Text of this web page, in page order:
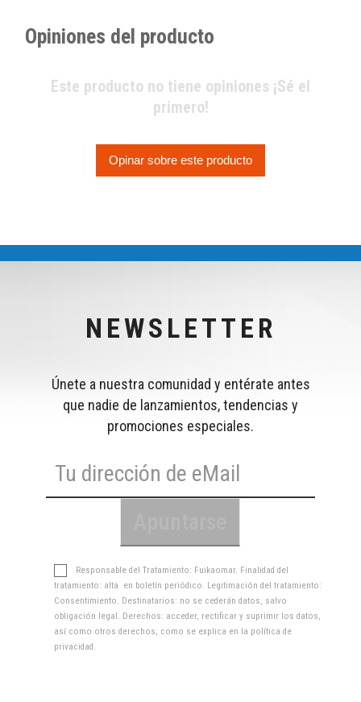
Opiniones del producto
Este producto no tiene opiniones ¡Sé el
primero!
Opinar sobre este producto
NEWSLETTER
Únete a nuestra comunidad y entérate antes
que nadie de lanzamientos, tendencias y
promociones especiales.
Responsable del Tratamiento: Fuikaomar. Finalidad del
tratamiento: alta en boletín periódico. Legitimación del tratamiento:
Consentimiento. Destinatarios: no se cederán datos, salvo
obligación legal. Derechos: acceder, rectificar y suprimir los datos,
así como otros derechos, como se explica en la política de
privacidad .